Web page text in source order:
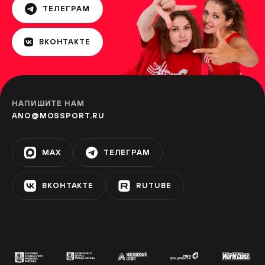
Терлецкий парк
НОВОГИРЕЕВО
Парк 850-летия Москвы
МАРЬИНО
ТИМИРЯЗЕВСКАЯ
ТЕЛЕГРАМ
ВКОНТАКТЕ
НАПИШИТЕ НАМ
ANO@MOSSPORT.RU
MAX ТЕЛЕГРАМ
ВКОНТАКТЕ RUTUBE